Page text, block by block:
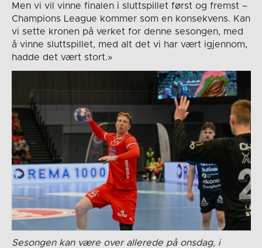
Men vi vil vinne finalen i sluttspillet først og fremst –
Champions League kommer som en konsekvens. Kan
vi sette kronen på verket for denne sesongen, med
å vinne sluttspillet, med alt det vi har vært igjennom,
hadde det vært stort.»
Sesongen kan være over allerede på onsdag, i